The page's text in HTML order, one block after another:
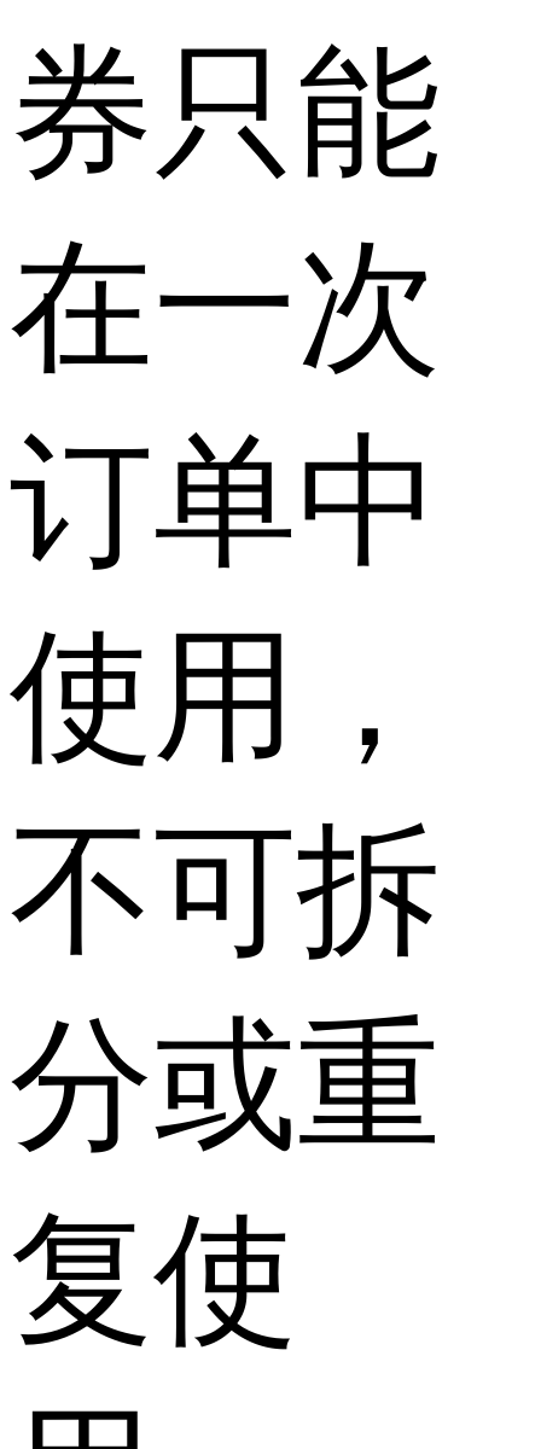
券只能
在一次
订单中
使用，
不可拆
分或重
复使